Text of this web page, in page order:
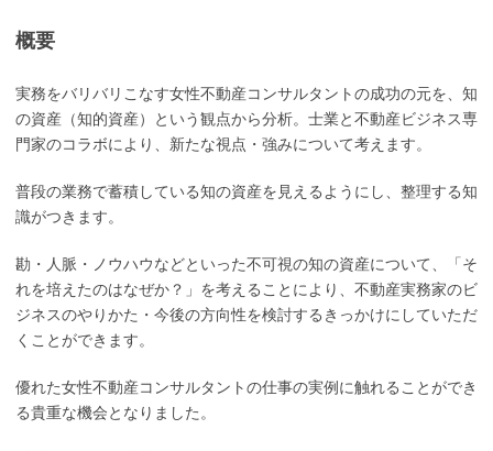
概要
実務をバリバリこなす女性不動産コンサルタントの成功の元を、知
の資産（知的資産）という観点から分析。士業と不動産ビジネス専
門家のコラボにより、新たな視点・強みについて考えます。
普段の業務で蓄積している知の資産を見えるようにし、整理する知
識がつきます。
勘・人脈・ノウハウなどといった不可視の知の資産について、「そ
れを培えたのはなぜか？」を考えることにより、不動産実務家のビ
ジネスのやりかた・今後の方向性を検討するきっかけにしていただ
くことができます。
優れた女性不動産コンサルタントの仕事の実例に触れることができ
る貴重な機会となりました。